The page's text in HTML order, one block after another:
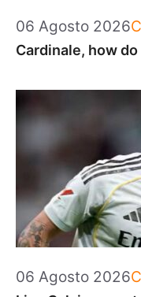
06 Agosto 2026
Cardinale, how do
06 Agosto 2026